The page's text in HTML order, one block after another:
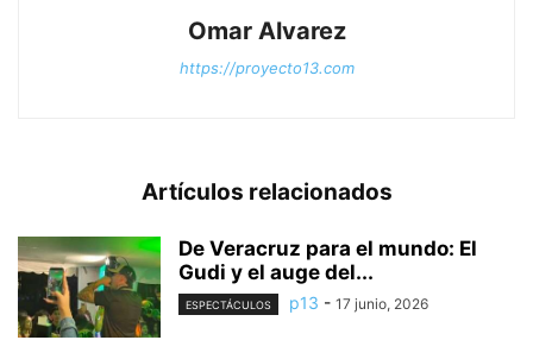
Omar Alvarez
https://proyecto13.com
Artículos relacionados
De Veracruz para el mundo: El
Gudi y el auge del...
ESPECTÁCULOS p13 - 17 junio, 2026